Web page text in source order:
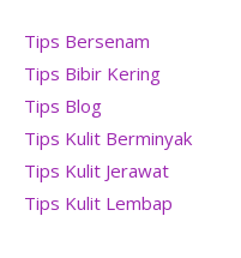
Tips Bersenam
Tips Bibir Kering
Tips Blog
Tips Kulit Berminyak
Tips Kulit Jerawat
Tips Kulit Lembap